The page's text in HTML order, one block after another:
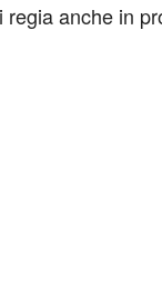
anche in